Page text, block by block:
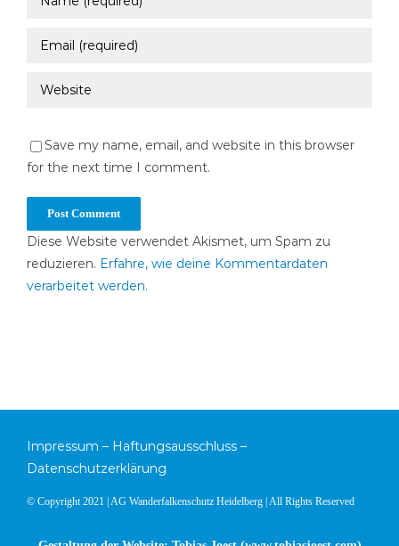
Save my name, email, and website in this browser
for the next time I comment.
Diese Website verwendet Akismet, um Spam zu
reduzieren. Erfahre, wie deine Kommentardaten
verarbeitet werden.
Impressum – Haftungsausschluss –
Datenschutzerklärung
© Copyright 2021 | AG Wanderfalkenschutz Heidelberg | All Rights Reserved